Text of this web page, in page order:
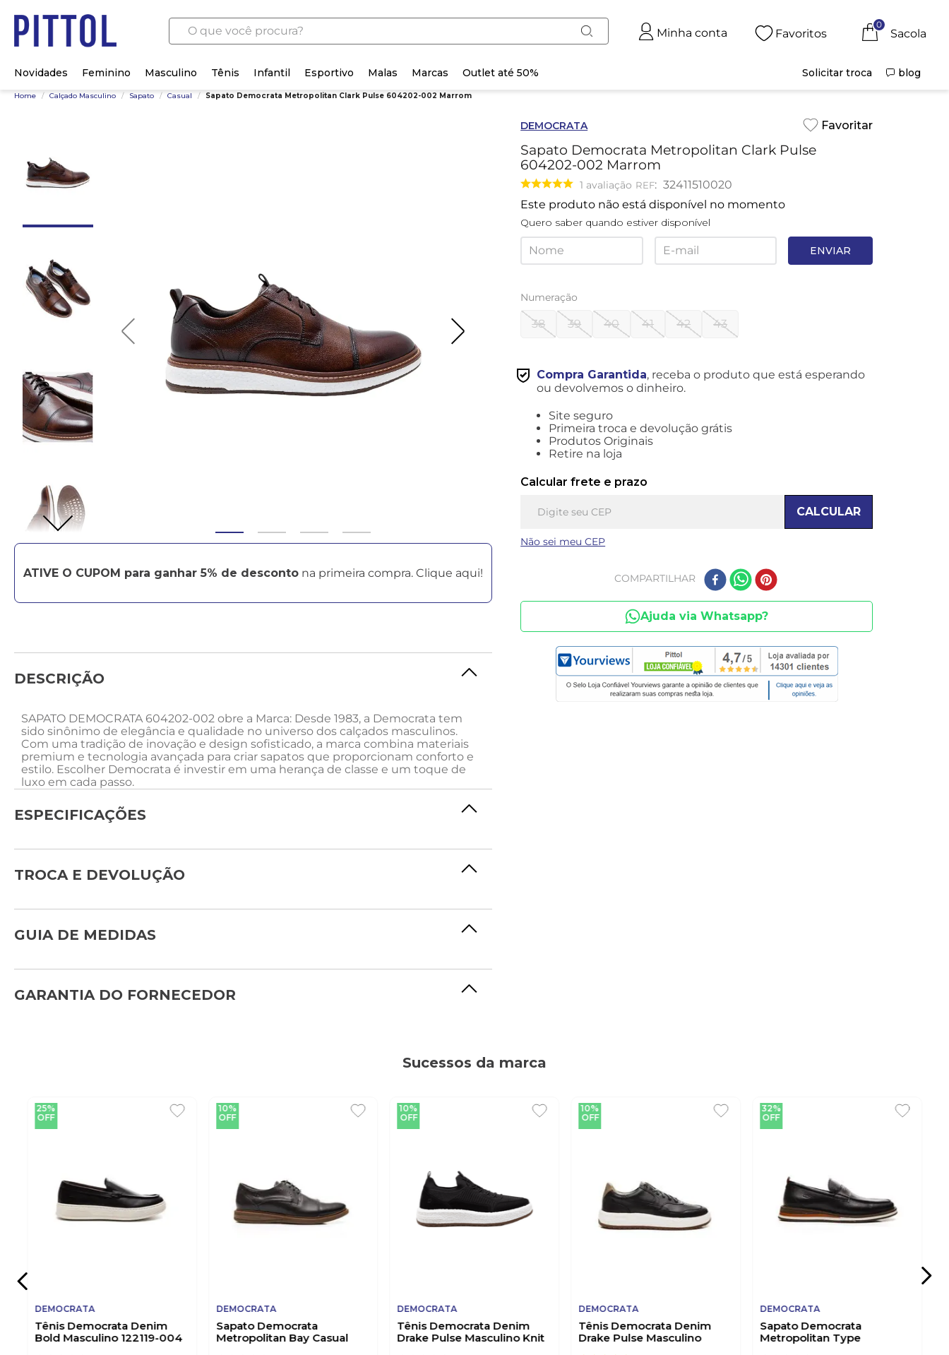
O que você procura?
Minha conta Favoritos
0
Novidades Feminino Masculino Tênis Infantil Esportivo Malas Marcas Outlet até 50% Solicitar troca blog
Home / Calçado Masculino / Sapato / Casual / Sapato Democrata Metropolitan Clark Pulse 604202-002 Marrom
ATIVE O CUPOM para ganhar 5% de desconto na primeira compra. Clique aqui!
DESCRIÇÃO
SAPATO DEMOCRATA 604202-002 obre a Marca: Desde 1983, a Democrata tem
sido sinônimo de elegância e qualidade no universo dos calçados masculinos.
Com uma tradição de inovação e design sofisticado, a marca combina materiais
premium e tecnologia avançada para criar sapatos que proporcionam conforto e
estilo. Escolher Democrata é investir em uma herança de classe e um toque de
luxo em cada passo.
ESPECIFICAÇÕES
TROCA E DEVOLUÇÃO
GUIA DE MEDIDAS
GARANTIA DO FORNECEDOR
DEMOCRATA
Sapato Democrata Metropolitan Clark Pulse
604202-002 Marrom
1 avaliação : 32411510020
Este produto não está disponível no momento
Quero saber quando estiver disponível
ENVIAR
Numeração
38 39 40 41 42 43
Compra Garantida, receba o produto que está esperando
ou devolvemos o dinheiro.
Site seguro
Primeira troca e devolução grátis
Produtos Originais
Retire na loja
Calcular frete e prazo
CALCULAR
Não sei meu CEP
COMPARTILHAR
Ajuda via Whatsapp?
Sucessos da marca
25%
OFF
DEMOCRATA
Tênis Democrata Denim
Bold Masculino 122119-004
10%
OFF
DEMOCRATA
Sapato Democrata
Metropolitan Bay Casual
10%
OFF
DEMOCRATA
Tênis Democrata Denim
Drake Pulse Masculino Knit
10%
OFF
DEMOCRATA
Tênis Democrata Denim
Drake Pulse Masculino
32%
OFF
DEMOCRATA
Sapato Democrata
Metropolitan Type